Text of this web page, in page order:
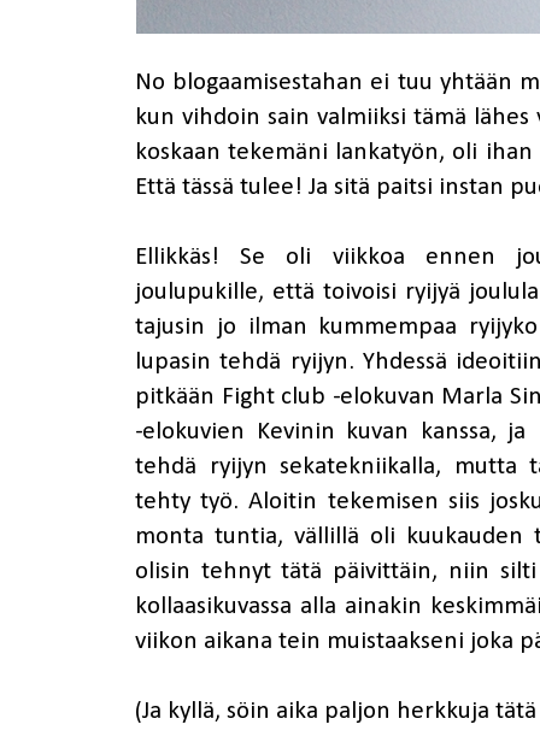
No blogaamisestahan ei tuu yhtään
kun vihdoin sain valmiiksi tämä
koskaan tekemäni lankatyön, oli
Että tässä tulee! Ja sitä paitsi instan
Ellikkäs! Se oli viikkoa ennen
joulupukille, että toivoisi ryijyä
tajusin jo ilman kummempaa
lupasin tehdä ryijyn. Yhdessä
pitkään Fight club -elokuvan Marla
-elokuvien Kevinin kuvan kanssa,
tehdä ryijyn sekatekniikalla, mutta
tehty työ. Aloitin tekemisen siis
monta tuntia, vällillä oli
olisin tehnyt tätä päivittäin, niin silti
kollaasikuvassa alla ainakin
viikon aikana tein muistaakseni joka
(Ja kyllä, söin aika paljon herkkuja